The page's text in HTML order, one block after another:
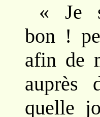
« Je
bon !
afin de
auprès
quelle